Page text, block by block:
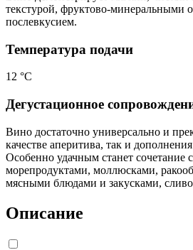
текстурой, фруктово-минеральными
послевкусием.
Температура подачи
12 °С
Дегустационное
Вино достаточно универсально и
качестве аперитива, так и
Особенно удачным станет сочетание
морепродуктами, моллюсками,
мясными блюдами и закусками,
Описание